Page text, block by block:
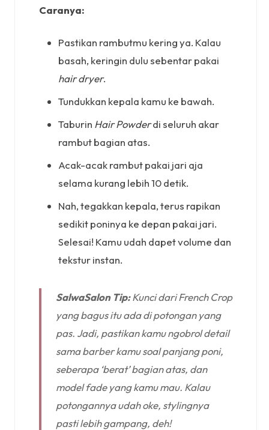
Caranya:
Pastikan rambutmu kering ya. Kalau
basah, keringin dulu sebentar pakai
hair dryer.
Tundukkan kepala kamu ke bawah.
Taburin Hair Powderdi seluruh akar
rambut bagian atas.
Acak-acak rambut pakai jari aja
selama kurang lebih 10 detik.
Nah, tegakkan kepala, terus rapikan
sedikit poninya ke depan pakai jari.
Selesai! Kamu udah dapet volume dan
tekstur instan.
SalwaSalon Tip:Kunci dari French Crop
yang bagus itu ada di potongan yang
pas. Jadi, pastikan kamu ngobrol detail
sama barber kamu soal panjang poni,
seberapa ‘berat’ bagian atas, dan
modelfadeyang kamu mau. Kalau
potongannya udah oke, stylingnya
pasti lebih gampang, deh!